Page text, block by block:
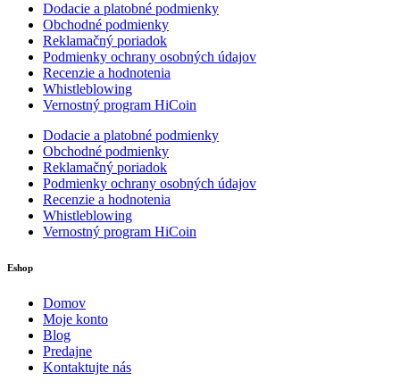
Dodacie a platobné podmienky
Obchodné podmienky
Reklamačný poriadok
Podmienky ochrany osobných údajov
Recenzie a hodnotenia
Whistleblowing
Vernostný program HiCoin
Dodacie a platobné podmienky
Obchodné podmienky
Reklamačný poriadok
Podmienky ochrany osobných údajov
Recenzie a hodnotenia
Whistleblowing
Vernostný program HiCoin
Eshop
Domov
Moje konto
Blog
Predajne
Kontaktujte nás